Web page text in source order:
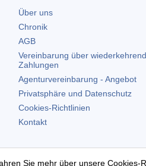
Über uns
Chronik
AGB
Vereinbarung über
Zahlungen
Agenturvereinbarung - Angebot
Privatsphäre und Datenschutz
Cookies-Richtlinien
Kontakt
Sie mehr über unsere Cookies-